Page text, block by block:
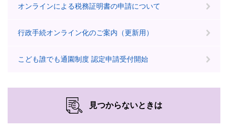
オンラインによる税務証明書の申請について
行政手続オンライン化のご案内（更新用）
こども誰でも通園制度 認定申請受付開始
見つからないときは